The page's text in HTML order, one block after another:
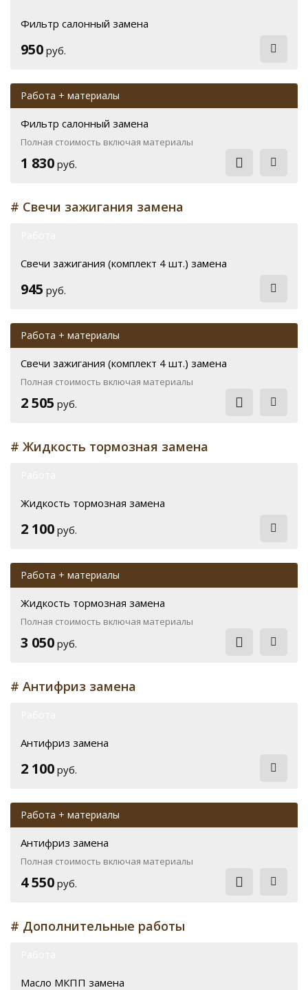
Фильтр салонный замена
950 руб.
Работа + материалы
Фильтр салонный замена
Полная стоимость включая материалы
1 830 руб.
# Свечи зажигания замена
Свечи зажигания (комплект 4 шт.) замена
945 руб.
Работа + материалы
Свечи зажигания (комплект 4 шт.) замена
Полная стоимость включая материалы
2 505 руб.
# Жидкость тормозная замена
Жидкость тормозная замена
2 100 руб.
Работа + материалы
Жидкость тормозная замена
Полная стоимость включая материалы
3 050 руб.
# Антифриз замена
Антифриз замена
2 100 руб.
Работа + материалы
Антифриз замена
Полная стоимость включая материалы
4 550 руб.
# Дополнительные работы
Масло МКПП замена